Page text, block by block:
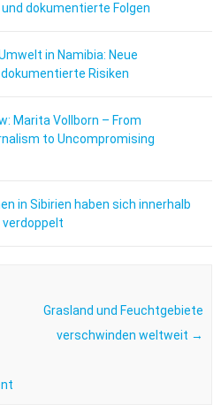
dokumentierte Folgen
in Namibia: Neue
Risiken
Marita Vollborn – From
to Uncompromising
in Sibirien haben sich innerhalb
Grasland und Feuchtgebiete
verschwinden weltweit →